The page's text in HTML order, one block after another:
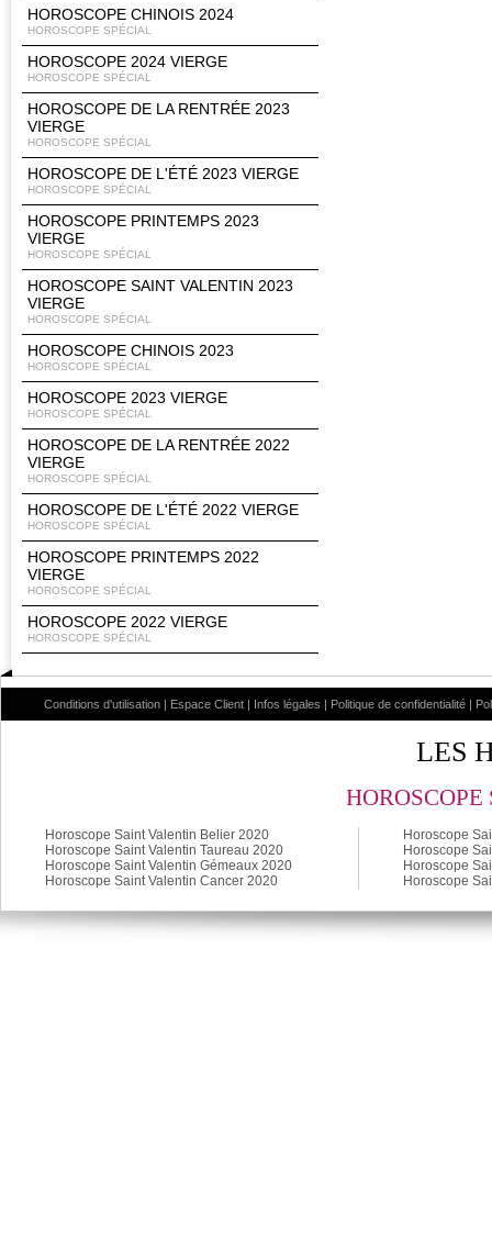
HOROSCOPE CHINOIS 2024
HOROSCOPE SPÉCIAL
HOROSCOPE 2024 VIERGE
HOROSCOPE SPÉCIAL
HOROSCOPE DE LA RENTRÉE 2023
VIERGE
HOROSCOPE SPÉCIAL
HOROSCOPE DE L'ÉTÉ 2023 VIERGE
HOROSCOPE SPÉCIAL
HOROSCOPE PRINTEMPS 2023
VIERGE
HOROSCOPE SPÉCIAL
HOROSCOPE SAINT VALENTIN 2023
VIERGE
HOROSCOPE SPÉCIAL
HOROSCOPE CHINOIS 2023
HOROSCOPE SPÉCIAL
HOROSCOPE 2023 VIERGE
HOROSCOPE SPÉCIAL
HOROSCOPE DE LA RENTRÉE 2022
VIERGE
HOROSCOPE SPÉCIAL
HOROSCOPE DE L'ÉTÉ 2022 VIERGE
HOROSCOPE SPÉCIAL
HOROSCOPE PRINTEMPS 2022
VIERGE
HOROSCOPE SPÉCIAL
HOROSCOPE 2022 VIERGE
HOROSCOPE SPÉCIAL
Conditions d'utilisation | Espace Client | Infos légales | Politique de confidentialité |
LES
Horoscope Saint Valentin Belier 2020
Horoscope Saint Valentin Taureau 2020
Horoscope Saint Valentin Gémeaux 2020
Horoscope Saint Valentin Cancer 2020
Horoscope
Horoscope
Horoscope
Horoscope